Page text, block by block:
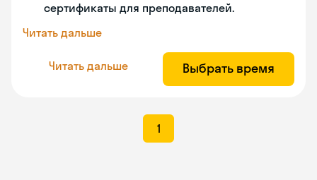
сертификаты для преподавателей.
Читать дальше
Читать дальше Выбрать время
1